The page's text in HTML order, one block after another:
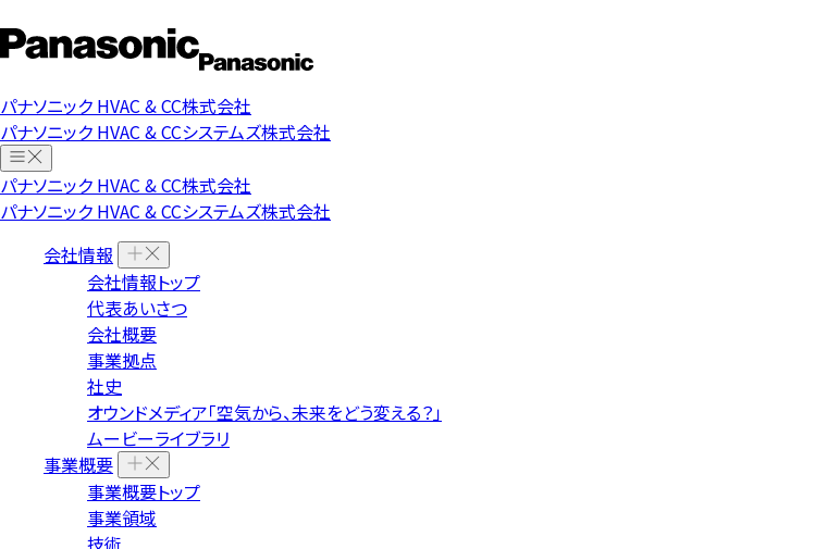
パナソニック HVAC & CC株式会社
パナソニック HVAC & CCシステムズ株式会社
パナソニック HVAC & CC株式会社
パナソニック HVAC & CCシステムズ株式会社
会社情報
会社情報トップ
代表あいさつ
会社概要
事業拠点
社史
オウンドメディア「空気から、未来をどう変える？」
ムービーライブラリ
事業概要
事業概要トップ
事業領域
技術